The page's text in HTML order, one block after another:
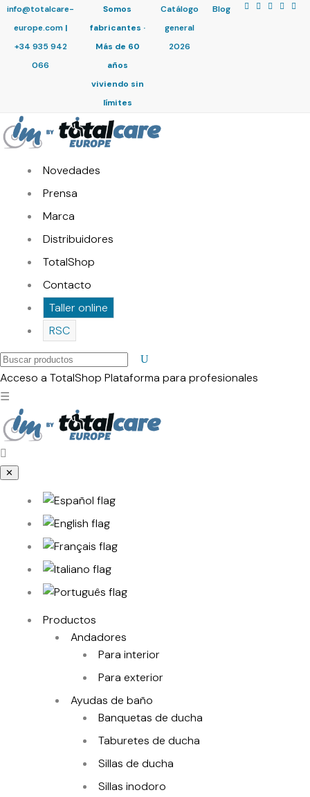
info@totalcare-
europe.com|
+34 935 942
066
Somos
fabricantes ·
Más de 60
años
viviendo sin
límites
Catálogo
general
2026
Blog
Novedades
Prensa
Marca
Distribuidores
TotalShop
Contacto
Taller online
RSC
Buscar
productos
Acceso a TotalShop Plataforma para profesionales
☰
✕
Productos
Andadores
Para interior
Para exterior
Ayudas de baño
Banquetas de ducha
Taburetes de ducha
Sillas de ducha
Sillas inodoro